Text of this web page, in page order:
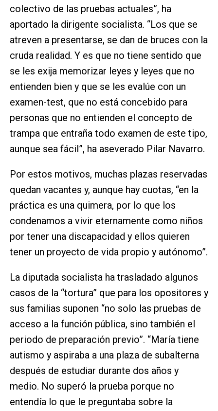
colectivo de las pruebas actuales”, ha
aportado la dirigente socialista. “Los que se
atreven a presentarse, se dan de bruces con la
cruda realidad. Y es que no tiene sentido que
se les exija memorizar leyes y leyes que no
entienden bien y que se les evalúe con un
examen-test, que no está concebido para
personas que no entienden el concepto de
trampa que entraña todo examen de este tipo,
aunque sea fácil”, ha aseverado Pilar Navarro.
Por estos motivos, muchas plazas reservadas
quedan vacantes y, aunque hay cuotas, “en la
práctica es una quimera, por lo que los
condenamos a vivir eternamente como niños
por tener una discapacidad y ellos quieren
tener un proyecto de vida propio y autónomo”.
La diputada socialista ha trasladado algunos
casos de la “tortura” que para los opositores y
sus familias suponen “no solo las pruebas de
acceso a la función pública, sino también el
periodo de preparación previo”. “María tiene
autismo y aspiraba a una plaza de subalterna
después de estudiar durante dos años y
medio. No superó la prueba porque no
entendía lo que le preguntaba sobre la